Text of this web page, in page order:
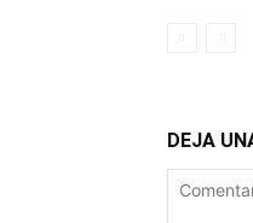
DEJA